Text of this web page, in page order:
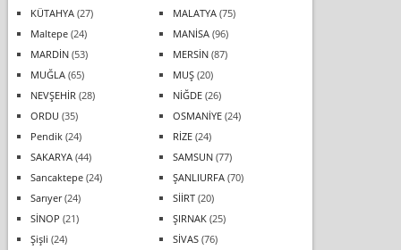
KÜTAHYA(27) MALATYA(75)
Maltepe(24) MANİSA(96)
MARDİN(53) MERSİN(87)
MUĞLA(65) MUŞ(20)
NEVŞEHİR (28) NİĞDE(26)
ORDU (35) OSMANİYE(24)
Pendik(24) RİZE(24)
SAKARYA(44) SAMSUN(77)
Sancaktepe(24) ŞANLIURFA(70)
Sarıyer(24) SİİRT(20)
SİNOP (21) ŞIRNAK(25)
Şişli (24) SİVAS(76)